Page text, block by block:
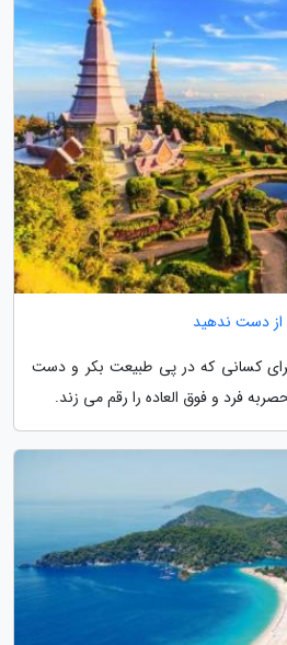
از دست ندهید
برای کسانی که در پی طبیعت بکر و دست
فرد و فوق العاده را رقم می زند.